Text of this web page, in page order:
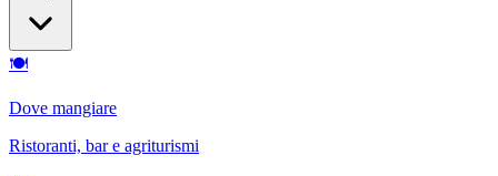
🍽
Dove mangiare
Ristoranti, bar e agriturismi